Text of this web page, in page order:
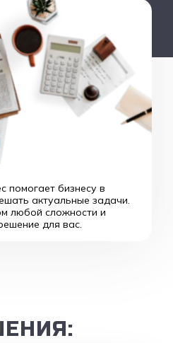
помогает бизнесу в
актуальные задачи.
любой сложности и
для вас.